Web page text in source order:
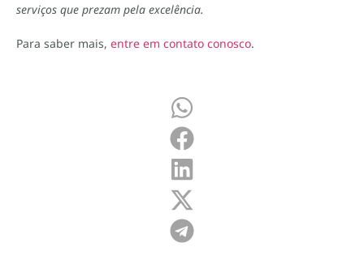
serviços que prezam pela excelência.
Para saber mais, entre em contato conosco.